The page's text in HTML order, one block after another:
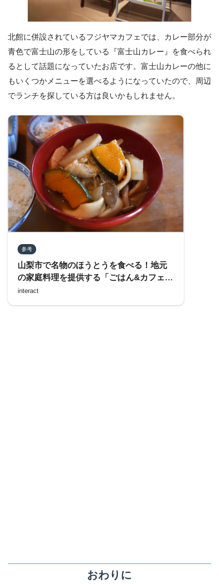
北館に併設されているフジヤマカフェでは、カレー部分が
青色で富士山の形をしている『富士山カレー』を食べられ
るとして話題になっていたお店です。富士山カレーの他に
もいくつかメニューを選べるようになっていたので、周辺
でランチを探している方は良いかもしれません。
参考
山梨市で名物のほうとうを食べる！地元
の家庭料理を提供する「ごはん&カフェ
里山亭」を訪れる
interact
おわりに